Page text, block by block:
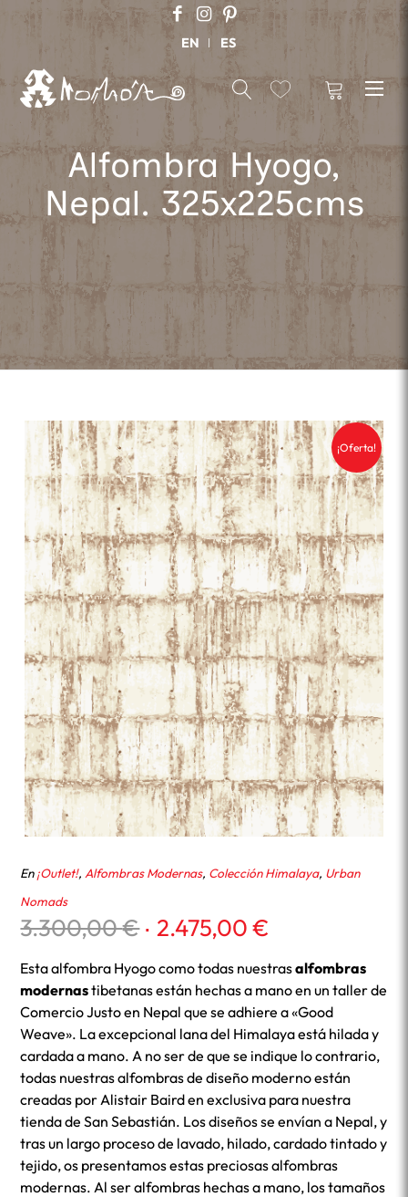
EN ES
Alfombra Hyogo,
Nepal. 325x225cms
¡Oferta!
En¡Outlet!,Alfombras Modernas, Colección Himalaya, Urban
Nomads
3.300,00€El
precio
original
era:
3.300,00 €.
2.475,00€
actual
es:
2.475,00 €.
Esta alfombra Hyogo como todas nuestrasalfombras
modernastibetanas están hechas a mano en un taller de
Comercio Justo en Nepal que se adhiere a «Good
Weave». La excepcional lana del Himalaya está hilada y
cardada a mano. A no ser de que se indique lo contrario,
todas nuestras alfombras de diseño moderno están
creadas por Alistair Baird en exclusiva para nuestra
tienda de San Sebastián. Los diseños se envían a Nepal, y
tras un largo proceso de lavado, hilado, cardado tintado y
tejido, os presentamos estas preciosas alfombras
modernas. Al ser alfombras hechas a mano, los tamaños